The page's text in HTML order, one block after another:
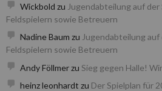
Wickbold zu Jugendabteilung auf
Feldspielern sowie Betreuern
Nadine Baum zu Jugendabteilung
Feldspielern sowie Betreuern
Andy Föllmerzu Sieg gegen Halle!
heinz leonhardt zu Der Spielplan für